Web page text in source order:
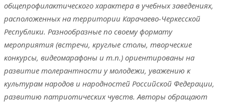
общепрофилактического характера в учебных заведениях,
расположенных на территории Карачаево-Черкесской
Республики. Разнообразные по своему формату
мероприятия (встречи, круглые столы, творческие
конкурсы, видеомарафоны и т.п.) ориентированы на
развитие толерантности у молодежи, уважению к
культурам народов и народностей Российской Федерации,
развитию патриотических чувств. Авторы обращают